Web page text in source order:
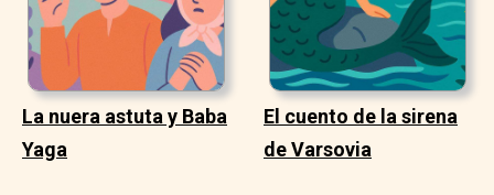
La nuera astuta y Baba
Yaga
El cuento de la sirena
de Varsovia